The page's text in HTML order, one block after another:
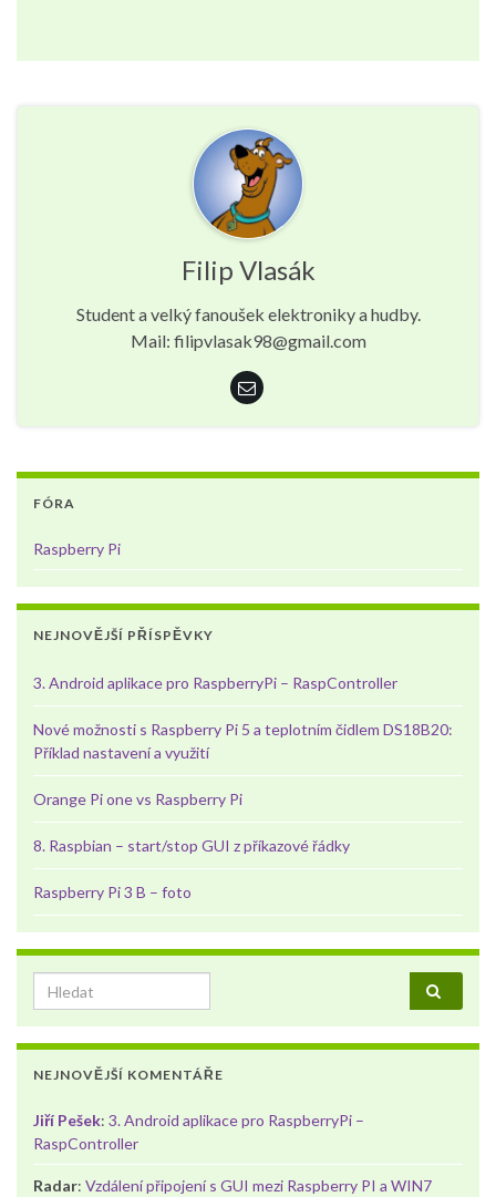
Filip Vlasák
Student a velký fanoušek elektroniky a hudby.
Mail: filipvlasak98@gmail.com
FÓRA
Raspberry Pi
NEJNOVĚJŠÍ PŘÍSPĚVKY
3. Android aplikace pro RaspberryPi – RaspController
Nové možnosti s Raspberry Pi 5 a teplotním čidlem DS18B20:
Příklad nastavení a využití
Orange Pi one vs Raspberry Pi
8. Raspbian – start/stop GUI z příkazové řádky
Raspberry Pi 3 B – foto
Search for:
NEJNOVĚJŠÍ KOMENTÁŘE
Jiří Pešek: 3. Android aplikace pro RaspberryPi –
RaspController
Radar: Vzdálení připojení s GUI mezi Raspberry PI a WIN7